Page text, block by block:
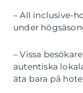
– All inclusive-
under
– Vissa
autentiska
äta bara på